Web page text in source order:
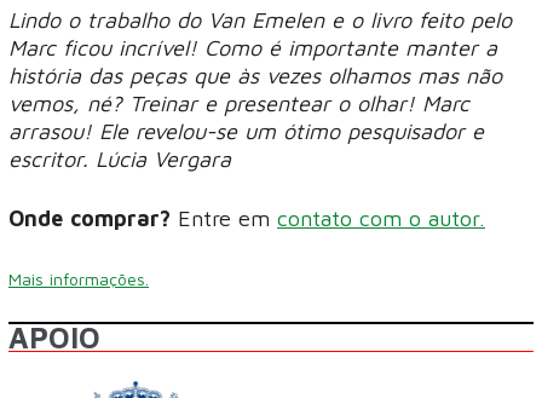
Lindo o trabalho do Van Emelen e o livro feito pelo
Marc ficou incrível! Como é importante manter a
história das peças que às vezes olhamos mas não
vemos, né? Treinar e presentear o olhar! Marc
arrasou! Ele revelou-se um ótimo pesquisador e
escritor. Lúcia Vergara
Onde comprar? Entre em contato com o autor.
Mais informações.
APOIO